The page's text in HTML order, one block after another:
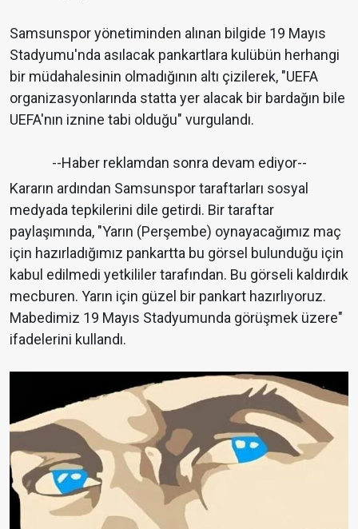
Samsunspor yönetiminden alınan bilgide 19 Mayıs
Stadyumu'nda asılacak pankartlara kulübün herhangi
bir müdahalesinin olmadığının altı çizilerek, "UEFA
organizasyonlarında statta yer alacak bir bardağın bile
UEFA'nın iznine tabi olduğu" vurgulandı.
--Haber reklamdan sonra devam ediyor--
Kararın ardından Samsunspor taraftarları sosyal
medyada tepkilerini dile getirdi. Bir taraftar
paylaşımında, "Yarın (Perşembe) oynayacağımız maç
için hazırladığımız pankartta bu görsel bulunduğu için
kabul edilmedi yetkililer tarafından. Bu görseli kaldırdık
mecburen. Yarın için güzel bir pankart hazırlıyoruz.
Mabedimiz 19 Mayıs Stadyumunda görüşmek üzere"
ifadelerini kullandı.